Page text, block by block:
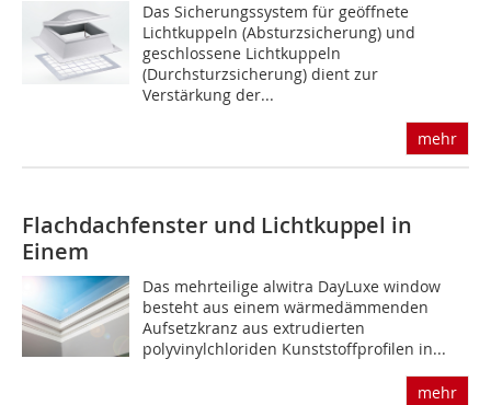
Das Sicherungssystem für geöffnete
Lichtkuppeln (Absturzsicherung) und
geschlossene Lichtkuppeln
(Durchsturzsicherung) dient zur
Verstärkung der...
mehr
Flachdachfenster und Lichtkuppel in
Einem
Das mehrteilige alwitra DayLuxe window
besteht aus einem wärmedämmenden
Aufsetzkranz aus extrudierten
polyvinylchloriden Kunststoffprofilen in...
mehr